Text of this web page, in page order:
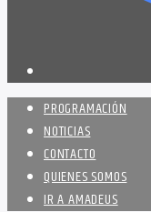
PROGRAMACIÓN
NOTICIAS
CONTACTO
QUIENES SOMOS
IR A AMADEUS